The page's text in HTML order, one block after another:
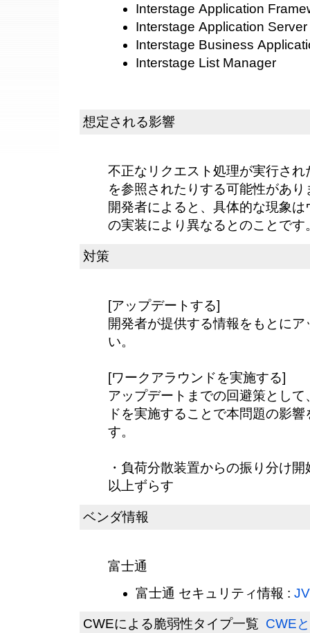
Interstage Application
Interstage Application Server
Interstage Business
Interstage List Manager
想定される影響
不正なリクエスト処理が実行さ
を参照されたりする可能性があり
開発者によると、具体的な現象
の実装により異なるとのことです
対策
[アップデートする]
開発者が提供する情報をもとに
い。
[ワークアラウンドを実施する]
アップデートまでの回避策とし
ドを実施することで本問題の影
す。
・負荷分散装置からの振り分け
以上ずらす
ベンダ情報
富士通
富士通 セキュリティ情報 :
CWEによる脆弱性タイプ一覧 CWE